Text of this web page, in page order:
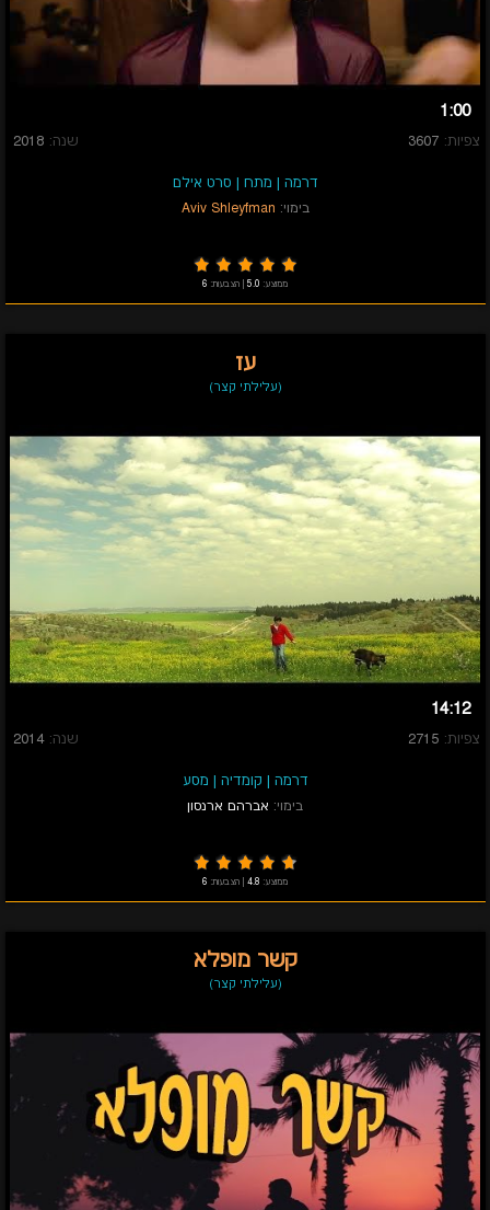
1:00
צפיות: 3607 שנה: 2018
דרמה | מתח | סרט אילם
בימוי: Aviv Shleyfman
ממוצע: 5.0 הצבעות: 6
עז
(עלילתי קצר)
14:12
צפיות: 2715 שנה: 2014
דרמה | קומדיה | מסע
בימוי: אברהם ארנסון
ממוצע: 4.8 הצבעות: 6
קשר מופלא
(עלילתי קצר)